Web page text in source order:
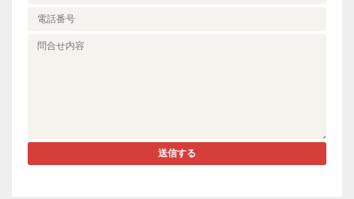
送信する